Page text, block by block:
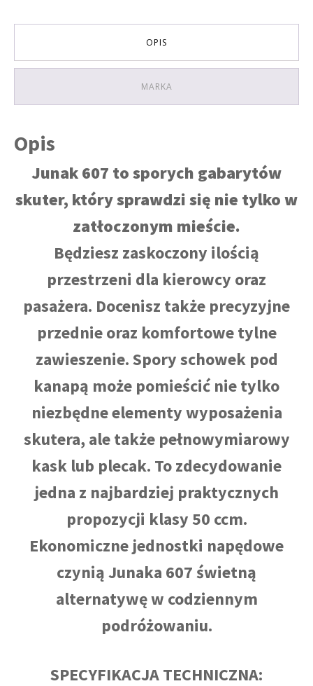
OPIS
MARKA
Opis
Junak 607 to sporych gabarytów
skuter, który sprawdzi się nie tylko w
zatłoczonym mieście.
Będziesz zaskoczony ilością
przestrzeni dla kierowcy oraz
pasażera. Docenisz także precyzyjne
przednie oraz komfortowe tylne
zawieszenie. Spory schowek pod
kanapą może pomieścić nie tylko
niezbędne elementy wyposażenia
skutera, ale także pełnowymiarowy
kask lub plecak. To zdecydowanie
jedna z najbardziej praktycznych
propozycji klasy 50 ccm.
Ekonomiczne jednostki napędowe
czynią Junaka 607 świetną
alternatywę w codziennym
podróżowaniu.
SPECYFIKACJA TECHNICZNA: